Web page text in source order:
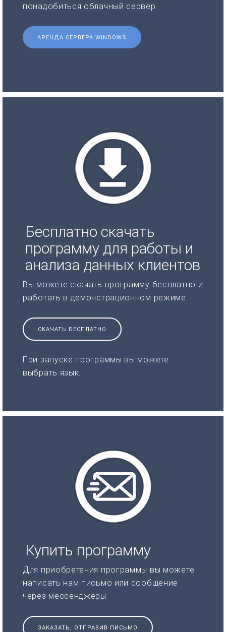
понадобиться облачный сервер.
АРЕНДА СЕРВЕРА WINDOWS
Бесплатно скачать
программу для работы и
анализа данных клиентов
Вы можете скачать программу бесплатно и
работать в демонстрационном режиме
СКАЧАТЬ БЕСПЛАТНО
При запуске программы вы можете
выбрать язык.
Купить программу
Для приобретения программы вы можете
написать нам письмо или сообщение
через мессенджеры
ЗАКАЗАТЬ, ОТПРАВИВ ПИСЬМО